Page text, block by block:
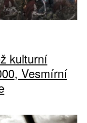
kulturní
Vesmírní